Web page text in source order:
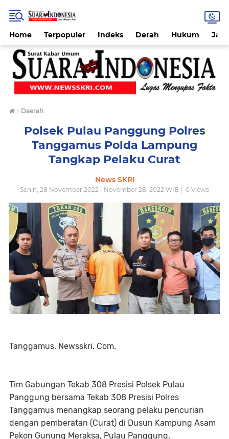
Home Terpopuler Indeks Derah Hukum
› Daerah
Polsek Pulau Panggung Polres
Tanggamus Polda Lampung
Tangkap Pelaku Curat
News SKRI
Senin, 28 November 2022 | November 28, 2022 WIB | 0 Views
Tanggamus. Newsskri. Com.
Tim Gabungan Tekab 308 Presisi Polsek Pulau
Panggung bersama Tekab 308 Presisi Polres
Tanggamus menangkap seorang pelaku pencurian
dengan pemberatan (Curat) di Dusun Kampung Asam
Pekon Gunung Meraksa, Pulau Panggung.